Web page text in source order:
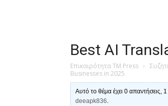
Best AI
Επικαιρότητα TM Press ›
Businesses in 2025
Αυτό το θέμα έχει 0 απαντήσεις,
deeapk836.